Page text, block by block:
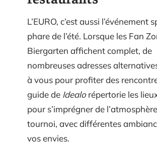
L’EURO, c’est aussi l’événement
phare de l’été. Lorsque les Fan
Biergarten affichent complet, de
nombreuses adresses
à vous pour profiter des
guide de Idealorépertorie les
pour s’imprégner de
tournoi, avec différentes
vos envies.